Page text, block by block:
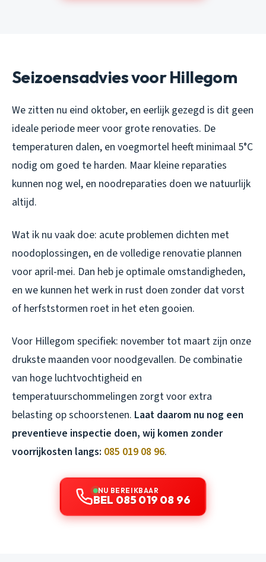
Seizoensadvies voor Hillegom
We zitten nu eind oktober, en eerlijk gezegd is dit geen
ideale periode meer voor grote renovaties. De
temperaturen dalen, en voegmortel heeft minimaal 5°C
nodig om goed te harden. Maar kleine reparaties
kunnen nog wel, en noodreparaties doen we natuurlijk
altijd.
Wat ik nu vaak doe: acute problemen dichten met
noodoplossingen, en de volledige renovatie plannen
voor april-mei. Dan heb je optimale omstandigheden,
en we kunnen het werk in rust doen zonder dat vorst
of herfststormen roet in het eten gooien.
Voor Hillegom specifiek: november tot maart zijn onze
drukste maanden voor noodgevallen. De combinatie
van hoge luchtvochtigheid en
temperatuurschommelingen zorgt voor extra
belasting op schoorstenen. Laat daarom nu nog een
preventieve inspectie doen, wij komen zonder
voorrijkosten langs: 085 019 08 96.
NU BEREIKBAAR
BEL 085 019 08 96